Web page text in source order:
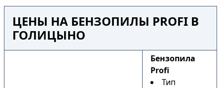
ЦЕНЫ НА БЕНЗОПИЛЫ PROFI В
ГОЛИЦЫНО
Бензопила
Profi
Тип